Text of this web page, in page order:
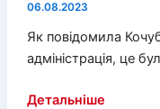
06.08.2023
Як повідомила
адміністрація, це
Жителі
Детальніше